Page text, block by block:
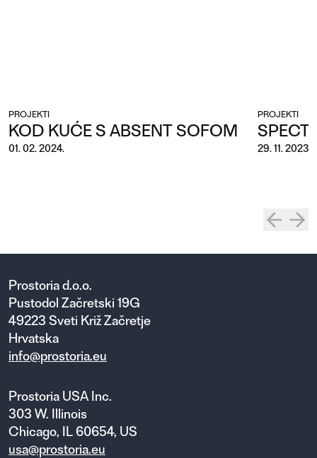
PROJEKTI
KOD KUĆE S ABSENT SOFOM
01. 02. 2024.
PROJEKTI
29. 11. 2023.
Prostoria d.o.o.
Pustodol Začretski 19G
49223 Sveti Križ Začretje
Hrvatska
info@prostoria.eu
Prostoria USA Inc.
303 W. Illinois
Chicago, IL 60654, US
usa@prostoria.eu